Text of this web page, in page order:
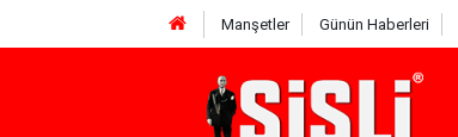
Manşetler Günün Haberleri